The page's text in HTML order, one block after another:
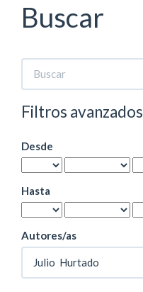
Buscar
Buscar
artículos
por
Filtros avanzados
Desde
Hasta
Autores/as